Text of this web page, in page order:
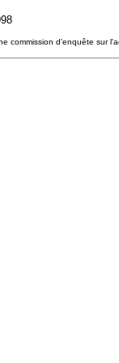
commission d'enquête sur